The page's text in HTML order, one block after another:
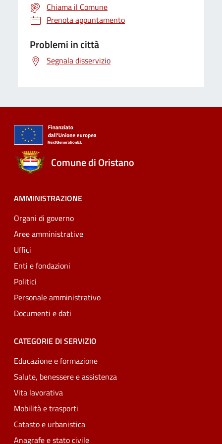
Chiama il Comune
Prenota appuntamento
Problemi in città
Segnala disservizio
Comune di Oristano
AMMINISTRAZIONE
Organi di governo
Aree amministrative
Uffici
Enti e fondazioni
Politici
Personale amministrativo
Documenti e dati
CATEGORIE DI SERVIZIO
Educazione e formazione
Salute, benessere e assistenza
Vita lavorativa
Mobilità e trasporti
Catasto e urbanistica
Anagrafe e stato civile